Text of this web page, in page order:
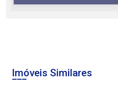
Imóveis Similares